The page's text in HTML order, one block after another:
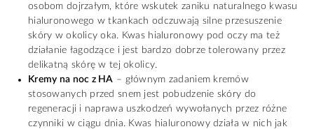
osobom dojrzałym, które wskutek zaniku naturalnego kwasu
hialuronowego w tkankach odczuwają silne przesuszenie
skóry w okolicy oka. Kwas hialuronowy pod oczy ma też
działanie łagodzące i jest bardzo dobrze tolerowany przez
delikatną skórę w tej okolicy.
Kremy na noc z HA – głównym zadaniem kremów
stosowanych przed snem jest pobudzenie skóry do
regeneracji i naprawa uszkodzeń wywołanych przez różne
czynniki w ciągu dnia. Kwas hialuronowy działa w nich jak